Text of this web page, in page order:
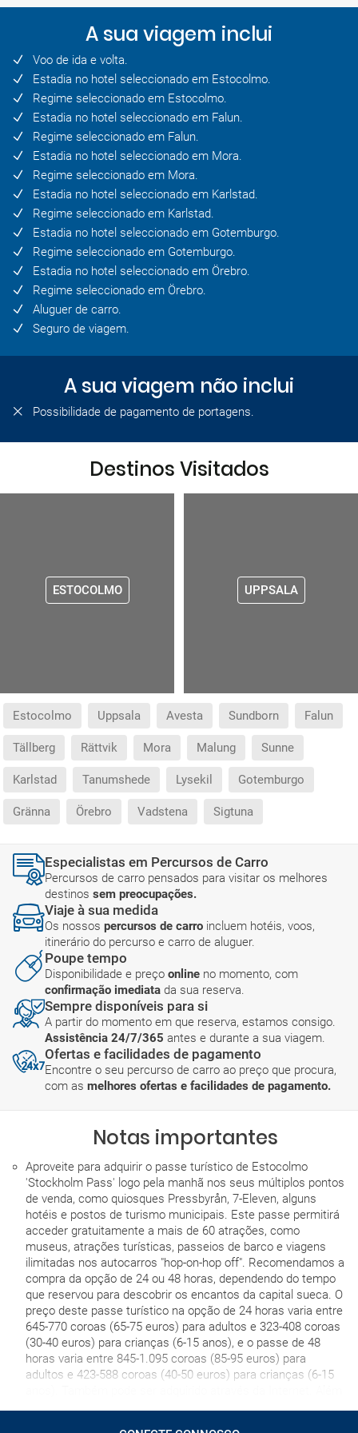
A sua viagem inclui
Voo de ida e volta.
Estadia no hotel seleccionado em Estocolmo.
Regime seleccionado em Estocolmo.
Estadia no hotel seleccionado em Falun.
Regime seleccionado em Falun.
Estadia no hotel seleccionado em Mora.
Regime seleccionado em Mora.
Estadia no hotel seleccionado em Karlstad.
Regime seleccionado em Karlstad.
Estadia no hotel seleccionado em Gotemburgo.
Regime seleccionado em Gotemburgo.
Estadia no hotel seleccionado em Örebro.
Regime seleccionado em Örebro.
Aluguer de carro.
Seguro de viagem.
A sua viagem não inclui
Possibilidade de pagamento de portagens.
Destinos Visitados
ESTOCOLMO UPPSALA
Estocolmo Uppsala Avesta Sundborn Falun
Tällberg Rättvik Mora Malung Sunne
Karlstad Tanumshede Lysekil Gotemburgo
Gränna Örebro Vadstena Sigtuna
Especialistas em Percursos de Carro
Percursos de carro pensados para visitar os melhores
destinos sem preocupações.
Viaje à sua medida
Os nossos percursos de carro incluem hotéis, voos,
itinerário do percurso e carro de aluguer.
Poupe tempo
Disponibilidade e preço online no momento, com
confirmação imediata da sua reserva.
Sempre disponíveis para si
A partir do momento em que reserva, estamos consigo.
Assistência 24/7/365 antes e durante a sua viagem.
Ofertas e facilidades de pagamento
Encontre o seu percurso de carro ao preço que procura,
com as melhores ofertas e facilidades de pagamento.
Notas importantes
Aproveite para adquirir o passe turístico de Estocolmo
'Stockholm Pass' logo pela manhã nos seus múltiplos pontos
de venda, como quiosques Pressbyrån, 7-Eleven, alguns
hotéis e postos de turismo municipais. Este passe permitirá
acceder gratuitamente a mais de 60 atrações, como
museus, atrações turísticas, passeios de barco e viagens
ilimitadas nos autocarros "hop-on-hop off". Recomendamos a
compra da opção de 24 ou 48 horas, dependendo do tempo
que reservou para descobrir os encantos da capital sueca. O
preço deste passe turístico na opção de 24 horas varia entre
645-770 coroas (65-75 euros) para adultos e 323-408 coroas
(30-40 euros) para crianças (6-15 anos), e o passe de 48
horas varia entre 845-1.095 coroas (85-95 euros) para
adultos e 423-588 coroas (40-50 euros) para crianças (6-15